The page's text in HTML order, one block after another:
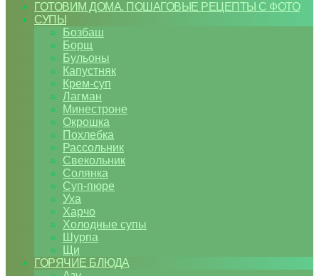
ГОТОВИМ ДОМА. ПОШАГОВЫЕ РЕЦЕПТЫ С ФОТО
СУПЫ
Бозбаш
Борщ
Бульоны
Капустняк
Крем-суп
Лагман
Минестроне
Окрошка
Похлебка
Рассольник
Свекольник
Солянка
Суп-пюре
Уха
Харчо
Холодные супы
Шурпа
Щи
ГОРЯЧИЕ БЛЮДА